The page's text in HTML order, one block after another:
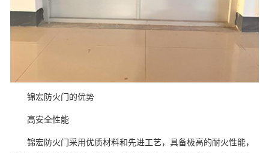
锦宏防火门的优势
高安全性能
锦宏防火门采用优质材料和先进工艺，具备极高的耐火性能，